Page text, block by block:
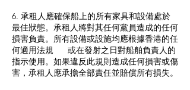
6. 承租人應確保船上的所有家具和設備處於
最佳狀態。承租人將對其任何黨員造成的任何
損害負責。所有設備或設施均應根據香港的任
何適用法規 或在發射之日對船舶負責人的
指示使用。如果違反此規則造成任何損害或傷
害，承租人應承擔全部責任並賠償所有損失。